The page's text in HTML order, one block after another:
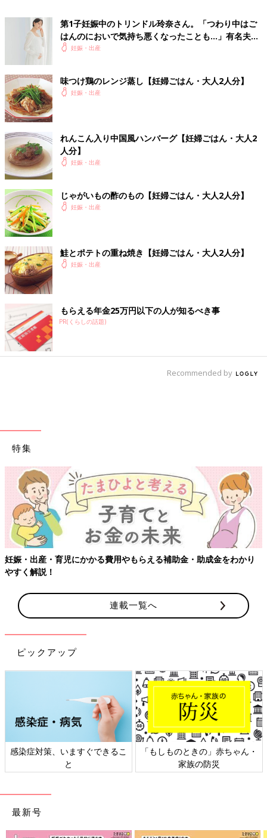
け。同じ出産月のママ同士で情報交換したり、励ましあったりで
きる「ルーム」や、写真だけでは伝わらない”できごと”を簡単に
記録できる「成長きろく」も大人気！
ダウンロード（無料）
妊娠中におススメの本
最新! 妊娠・出産新百科 (ベネッセ・ムック たまひよブック
ス たまひよ新百科シリーズ)
つわりで胃のムカムカに悩まされたり、
妊娠生活は初めての体験の連続ですね。この本は、そんなあなた
の10ヶ月間を応援するために、各妊娠月数ごとに「今すること」
と「注意すること」を徹底解説！陣痛の乗りきり方や、産後1ヶ
月の赤ちゃんのお世話も写真＆イラストでわかりやすく紹介しま
す。
Amazonで購入
第1子妊娠中のトリンドル玲奈さん。「つわり中はご
はんのにおいで気持ち悪くなったことも…」有名夫婦
のYouTubeから学んだ夫がつわり中にしたことと
妊娠・出産
味つけ鶏のレンジ蒸し【妊婦ごはん・大人2人分】
妊娠・出産
れんこん入り中国風ハンバーグ【妊婦ごはん・大人2
人分】
妊娠・出産
じゃがいもの酢のもの【妊婦ごはん・大人2人分】
妊娠・出産
鮭とポテトの重ね焼き【妊婦ごはん・大人2人分】
妊娠・出産
もらえる年金25万円以下の人が知るべき事
PR(くらしの話題)
Recommended by
特集
妊娠・出産・育児にかかる費用やもらえる補助金・助成金をわかり
やすく解説！
連載一覧へ
ピックアップ
感染症対策、いますぐできるこ
と
「もしものときの」赤ちゃん・
家族の防災
最新号